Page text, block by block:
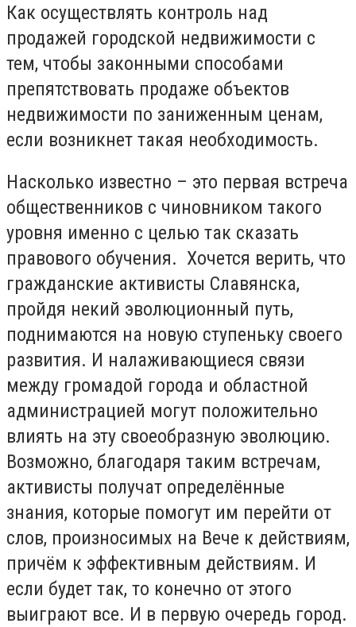
Как осуществлять контроль над
продажей городской недвижимости с
тем, чтобы законными способами
препятствовать продаже объектов
недвижимости по заниженным ценам,
если возникнет такая необходимость.
Насколько известно – это первая встреча
общественников с чиновником такого
уровня именно с целью так сказать
правового обучения. Хочется верить, что
гражданские активисты Славянска,
пройдя некий эволюционный путь,
поднимаются на новую ступеньку своего
развития. И налаживающиеся связи
между громадой города и областной
администрацией могут положительно
влиять на эту своеобразную эволюцию.
Возможно, благодаря таким встречам,
активисты получат определённые
знания, которые помогут им перейти от
слов, произносимых на Вече к действиям,
причём к эффективным действиям. И
если будет так, то конечно от этого
выиграют все. И в первую очередь город.